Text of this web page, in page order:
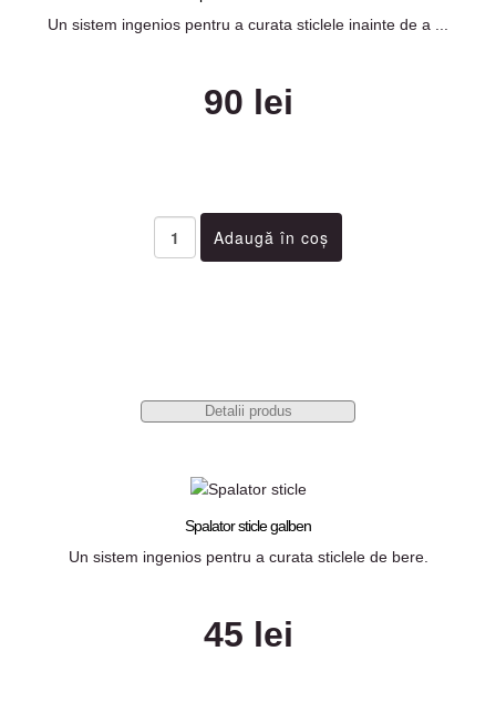
Un sistem ingenios pentru a curata sticlele inainte de a ...
90 lei
Detalii produs
Spalator sticle galben
Un sistem ingenios pentru a curata sticlele de bere.
45 lei